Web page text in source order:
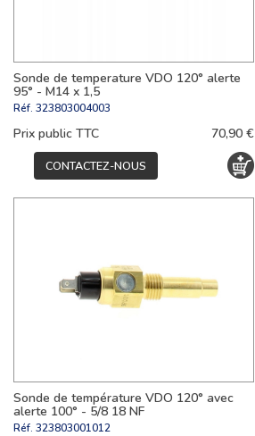
Sonde de temperature VDO 120° alerte
95° - M14 x 1,5
Réf. 323803004003
Prix public TTC 70,90 €
CONTACTEZ-NOUS
Sonde de température VDO 120° avec
alerte 100° - 5/8 18 NF
Réf. 323803001012